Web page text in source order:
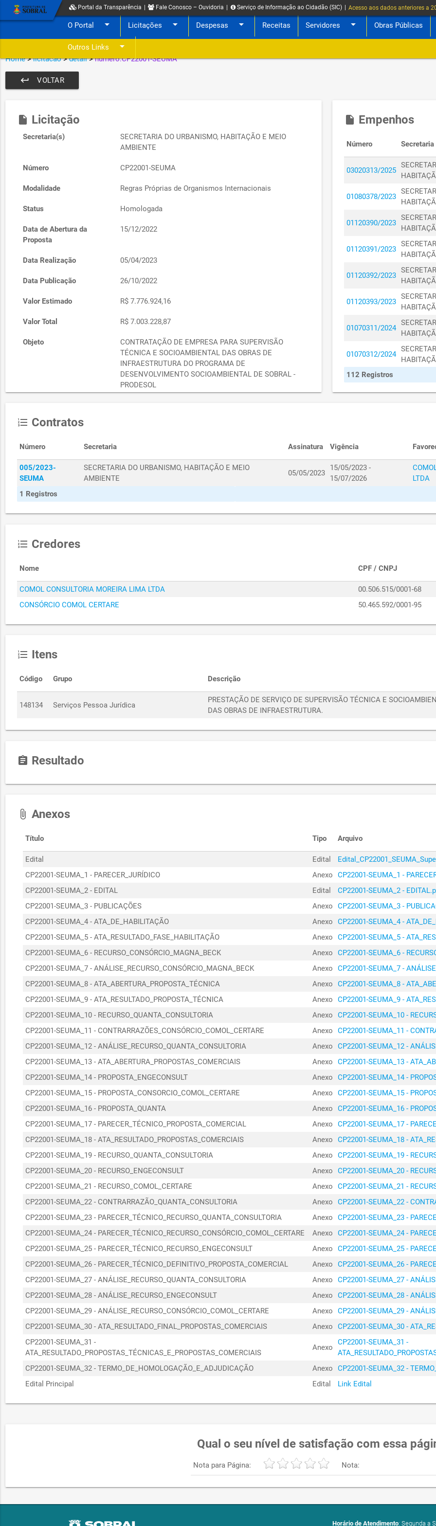
Portal da Transparência Fale Conosco – Ouvidoria Serviço de Informação ao Cidadão (SIC) Acesso aos dados anteriores a
O Portal arrow_drop_down Licitações arrow_drop_down Despesas arrow_drop_down Receitas Servidores arrow_drop_down Obras Públicas
Outros Links arrow_drop_down
Home>licitacao>detail>numero:CP22001-SEUMA
VOLTAR
keyboard_return
insert_drive_file Licitação
Secretaria(s)
SECRETARIA DO URBANISMO, HABITAÇÃO E MEIO
AMBIENTE
Número CP22001-SEUMA
Modalidade Regras Próprias de Organismos Internacionais
Status Homologada
Data de Abertura da
Proposta
15/12/2022
Data Realização 05/04/2023
Data Publicação 26/10/2022
Valor Estimado R$ 7.776.924,16
Valor Total R$ 7.003.228,87
Objeto
CONTRATAÇÃO DE EMPRESA PARA SUPERVISÃO
TÉCNICA E SOCIOAMBIENTAL DAS OBRAS DE
INFRAESTRUTURA DO PROGRAMA DE
DESENVOLVIMENTO SOCIOAMBIENTAL DE SOBRAL -
PRODESOL
Justificativa de preço
insert_drive_file Empenhos
Número Secretaria
03020313/2025
01080378/2023
01120390/2023
01120391/2023
01120392/2023
01120393/2023
01070311/2024
01070312/2024
01070117/2024
01080557/2024
01080555/2024
01040746/2024
03020314/2025
15050038/2023
02100175/2023
02100176/2023
01040747/2024
02010407/2025
02010227/2024
02050733/2024
01070114/2024
01030457/2024
01030455/2024
01030458/2024
01040745/2024
01040688/2024
01040686/2024
01040685/2024
02010410/2025
02010409/2025
02010408/2025
112 Registros
format_list_numbered Contratos
Número Secretaria Assinatura Vigência
005/2023-
SEUMA
SECRETARIA DO URBANISMO, HABITAÇÃO E MEIO
AMBIENTE
05/05/2023
15/05/2023 -
15/07/2026
LTDA
1 Registros
format_list_numbered Credores
Nome CPF / CNPJ
COMOL CONSULTORIA MOREIRA LIMA LTDA 00.506.515/0001-68
CONSÓRCIO COMOL CERTARE
50.465.592/0001-95
format_list_numbered Itens
Código Grupo Descrição
148134 Serviços Pessoa Jurídica
PRESTAÇÃO DE SERVIÇO DE SUPERVISÃO TÉCNICA E
DAS OBRAS DE INFRAESTRUTURA.
assignment Resultado
attach_file Anexos
Título Tipo Arquivo
Edital Edital
CP22001-SEUMA_1 - PARECER_JURÍDICO
Anexo
CP22001-SEUMA_1 -
CP22001-SEUMA_2 - EDITAL
Edital
CP22001-SEUMA_2 -
CP22001-SEUMA_3 - PUBLICAÇÕES
Anexo
CP22001-SEUMA_3 -
CP22001-SEUMA_4 - ATA_DE_HABILITAÇÃO
Anexo
CP22001-SEUMA_4 -
CP22001-SEUMA_5 - ATA_RESULTADO_FASE_HABILITAÇÃO
Anexo
CP22001-SEUMA_5 -
CP22001-SEUMA_6 - RECURSO_CONSÓRCIO_MAGNA_BECK
Anexo
CP22001-SEUMA_6 -
CP22001-SEUMA_7 - ANÁLISE_RECURSO_CONSÓRCIO_MAGNA_BECK
Anexo
CP22001-SEUMA_7 -
CP22001-SEUMA_8 - ATA_ABERTURA_PROPOSTA_TÉCNICA
Anexo
CP22001-SEUMA_8 -
CP22001-SEUMA_9 - ATA_RESULTADO_PROPOSTA_TÉCNICA
Anexo
CP22001-SEUMA_9 -
CP22001-SEUMA_10 - RECURSO_QUANTA_CONSULTORIA
Anexo
CP22001-SEUMA_10 -
CP22001-SEUMA_11 - CONTRARRAZÕES_CONSÓRCIO_COMOL_CERTARE
Anexo
CP22001-SEUMA_11 -
CP22001-SEUMA_12 - ANÁLISE_RECURSO_QUANTA_CONSULTORIA
Anexo
CP22001-SEUMA_12 -
CP22001-SEUMA_13 - ATA_ABERTURA_PROPOSTAS_COMERCIAIS
Anexo
CP22001-SEUMA_13 -
CP22001-SEUMA_14 - PROPOSTA_ENGECONSULT
Anexo
CP22001-SEUMA_14 -
CP22001-SEUMA_15 - PROPOSTA_CONSORCIO_COMOL_CERTARE
Anexo
CP22001-SEUMA_15 -
CP22001-SEUMA_16 - PROPOSTA_QUANTA
Anexo
CP22001-SEUMA_16 -
CP22001-SEUMA_17 - PARECER_TÉCNICO_PROPOSTA_COMERCIAL
Anexo
CP22001-SEUMA_17 -
CP22001-SEUMA_18 - ATA_RESULTADO_PROPOSTAS_COMERCIAIS
Anexo
CP22001-SEUMA_18 -
CP22001-SEUMA_19 - RECURSO_QUANTA_CONSULTORIA
Anexo
CP22001-SEUMA_19 -
CP22001-SEUMA_20 - RECURSO_ENGECONSULT
Anexo
CP22001-SEUMA_20 -
CP22001-SEUMA_21 - RECURSO_COMOL_CERTARE
Anexo
CP22001-SEUMA_21 -
CP22001-SEUMA_22 - CONTRARRAZÃO_QUANTA_CONSULTORIA
Anexo
CP22001-SEUMA_22 -
CP22001-SEUMA_23 - PARECER_TÉCNICO_RECURSO_QUANTA_CONSULTORIA
Anexo
CP22001-SEUMA_23 -
CP22001-SEUMA_24 - PARECER_TÉCNICO_RECURSO_CONSÓRCIO_COMOL_CERTARE
Anexo
CP22001-SEUMA_24 -
CP22001-SEUMA_25 - PARECER_TÉCNICO_RECURSO_ENGECONSULT
Anexo
CP22001-SEUMA_25 -
CP22001-SEUMA_26 - PARECER_TÉCNICO_DEFINITIVO_PROPOSTA_COMERCIAL
Anexo
CP22001-SEUMA_26 -
CP22001-SEUMA_27 - ANÁLISE_RECURSO_QUANTA_CONSULTORIA
Anexo
CP22001-SEUMA_27 -
CP22001-SEUMA_28 - ANÁLISE_RECURSO_ENGECONSULT
Anexo
CP22001-SEUMA_28 -
CP22001-SEUMA_29 - ANÁLISE_RECURSO_CONSÓRCIO_COMOL_CERTARE
Anexo
CP22001-SEUMA_29 -
CP22001-SEUMA_30 - ATA_RESULTADO_FINAL_PROPOSTAS_COMERCIAIS
Anexo
CP22001-SEUMA_30 -
CP22001-SEUMA_31 -
ATA_RESULTADO_PROPOSTAS_TÉCNICAS_E_PROPOSTAS_COMERCIAIS
Anexo
CP22001-SEUMA_31 -
CP22001-SEUMA_32 - TERMO_DE_HOMOLOGAÇÃO_E_ADJUDICAÇÃO
Anexo
CP22001-SEUMA_32 -
Edital Principal
Edital Link Edital
Qual o seu nível de satisfação com essa
Nota para Página: Nota:
Horário de Atendimento: Segunda a